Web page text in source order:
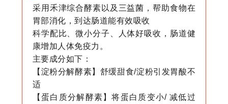
采用禾津综合酵素以及三益菌，帮助食物在
胃部消化，到达肠道能有效吸收
科学配比、微小分子、人体好吸收，肠道健
康增加人体免疫力。
主要成分如下：
【淀粉分解酵素】舒缓甜食/淀粉引发胃酸不
适
【蛋白质分解酵素】将蛋白质变小/ 减低过